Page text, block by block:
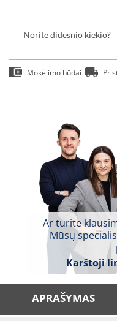
Norite didesnio kiekio?
Mokėjimo būdai
Ar turite
Mūsų
Karštoji
APRAŠYMAS